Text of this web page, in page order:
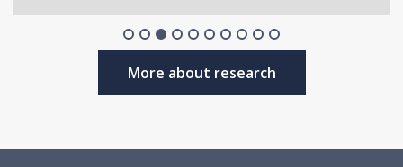
More about research